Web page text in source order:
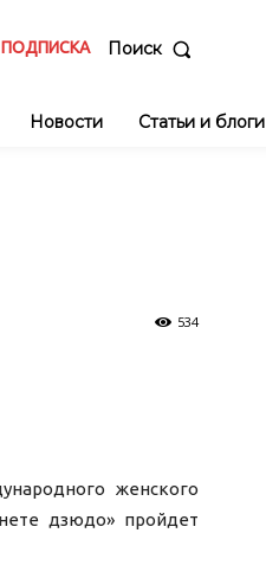
ПОДПИСКА Поиск
Новости Статьи и блоги
534
женского
дзюдо» пройдет